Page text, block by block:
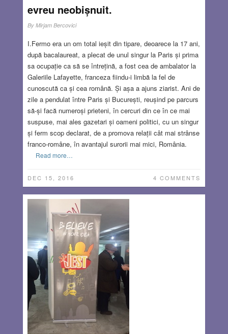
evreu neobișnuit.
By Mirjam Bercovici
I.Fermo era un om total ieșit din tipare, deoarece la 17 ani,
după bacalaureat, a plecat de unul singur la Paris și prima
sa ocupație ca să se întrețină, a fost cea de ambalator la
Galeriile Lafayette, franceza fiindu-i limbă la fel de
cunoscută ca și cea română. Și așa a ajuns ziarist. Ani de
zile a pendulat între Paris și București, reușind pe parcurs
să-și facă numeroși prieteni, în cercuri din ce în ce mai
suspuse, mai ales gazetari și oameni politici, cu un singur
și ferm scop declarat, de a promova relații cât mai strânse
franco-române, în avantajul surorii mai mici, România.
Read more…
DEC 15, 2016 4 COMMENTS